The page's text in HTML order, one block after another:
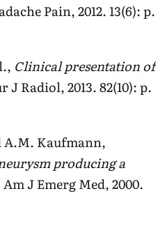
Pain, 2012. 13(6): p.
Clinical presentation of
J Radiol, 2013. 82(10): p.
Kaufmann,
producing a
Am J Emerg Med, 2000.